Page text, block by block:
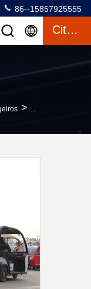
86--15857925555
Citações
>